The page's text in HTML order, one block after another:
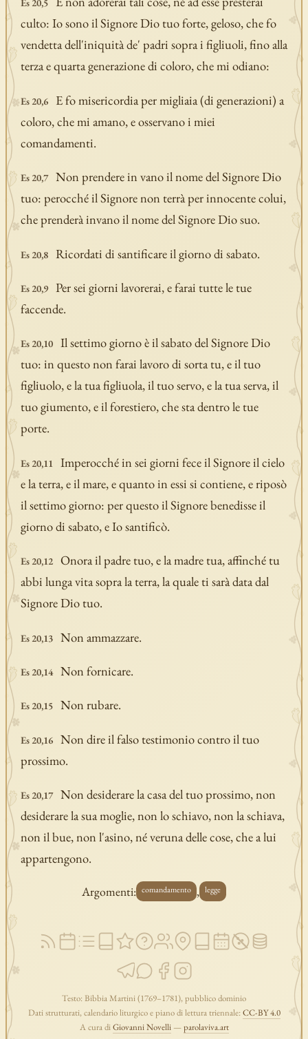
Es 20,5
culto: Io sono il Signore Dio tuo forte, geloso, che fo
vendetta dell'iniquità de' padri sopra i figliuoli, fino alla
terza e quarta generazione di coloro, che mi odiano:
Es 20,6
E fo misericordia per migliaia (di generazioni) a
coloro, che mi amano, e osservano i miei
comandamenti.
Es 20,7
Non prendere in vano il nome del Signore Dio
tuo: perocché il Signore non terrà per innocente colui,
che prenderà invano il nome del Signore Dio suo.
Es 20,8 Ricordati di santificare il giorno di sabato.
Es 20,9
Per sei giorni lavorerai, e farai tutte le tue
faccende.
Es 20,10
Il settimo giorno è il sabato del Signore Dio
tuo: in questo non farai lavoro di sorta tu, e il tuo
figliuolo, e la tua figliuola, il tuo servo, e la tua serva, il
tuo giumento, e il forestiero, che sta dentro le tue
porte.
Es 20,11
Imperocché in sei giorni fece il Signore il cielo
e la terra, e il mare, e quanto in essi si contiene, e riposò
il settimo giorno: per questo il Signore benedisse il
giorno di sabato, e Io santificò.
Es 20,12
Onora il padre tuo, e la madre tua, affinché tu
abbi lunga vita sopra la terra, la quale ti sarà data dal
Signore Dio tuo.
Es 20,13 Non ammazzare.
Es 20,14 Non fornicare.
Es 20,15 Non rubare.
Es 20,16
Non dire il falso testimonio contro il tuo
prossimo.
Es 20,17
Non desiderare la casa del tuo prossimo, non
desiderare la sua moglie, non lo schiavo, non la schiava,
non il bue, non l'asino, né veruna delle cose, che a lui
appartengono.
Argomenti: comandamento , legge
Testo: Bibbia Martini (1769–1781), pubblico dominio
Dati strutturati, calendario liturgico e piano di lettura triennale: CC-BY 4.0
A cura diGiovanni Novelli—parolaviva.art